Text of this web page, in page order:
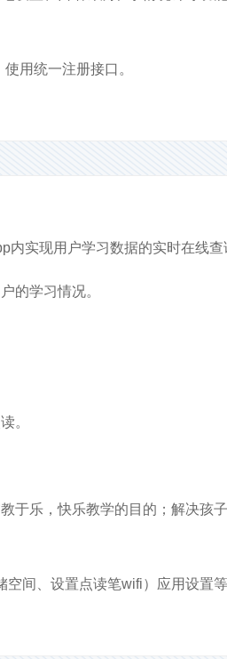
用统一注册接口。
实现用户学习数据的实时在线查
的学习情况。
。
于乐，快乐教学的目的；解决孩
间、设置点读笔wifi）应用设置等